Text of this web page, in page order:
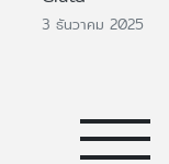
3 ธันวาคม 2025